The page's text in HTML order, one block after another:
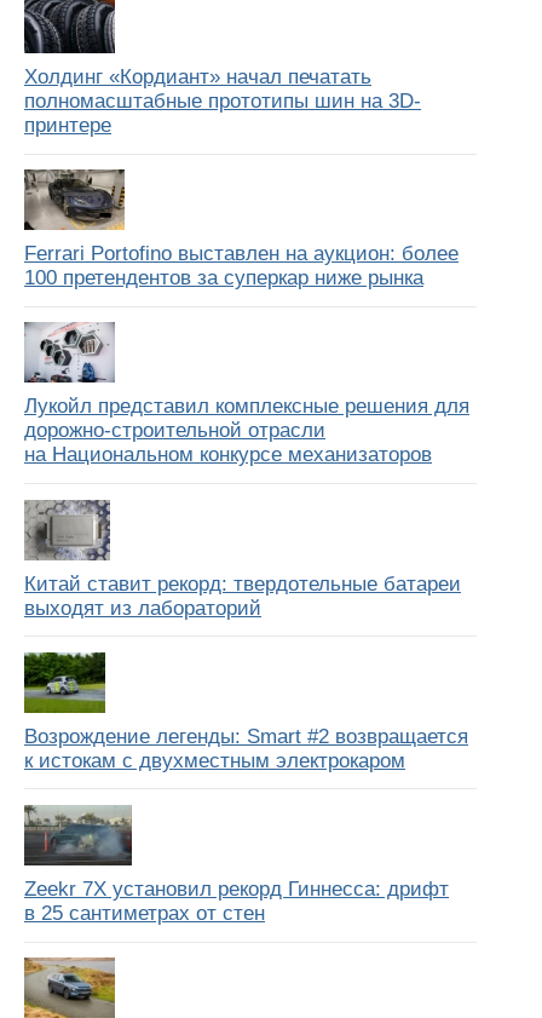
Холдинг «Кордиант» начал печатать
полномасштабные прототипы шин на 3D-
принтере
Ferrari Portofino выставлен на аукцион: более
100 претендентов за суперкар ниже рынка
Лукойл представил комплексные решения для
дорожно-строительной отрасли
на Национальном конкурсе механизаторов
Китай ставит рекорд: твердотельные батареи
выходят из лабораторий
Возрождение легенды: Smart #2 возвращается
к истокам с двухместным электрокаром
Zeekr 7X установил рекорд Гиннесса: дрифт
в 25 сантиметрах от стен